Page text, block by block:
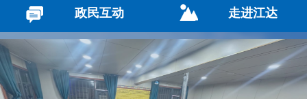
政民互动 走进江达